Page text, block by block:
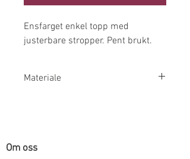
Ensfarget enkel topp med
justerbare stropper. Pent brukt.
Materiale
Om oss